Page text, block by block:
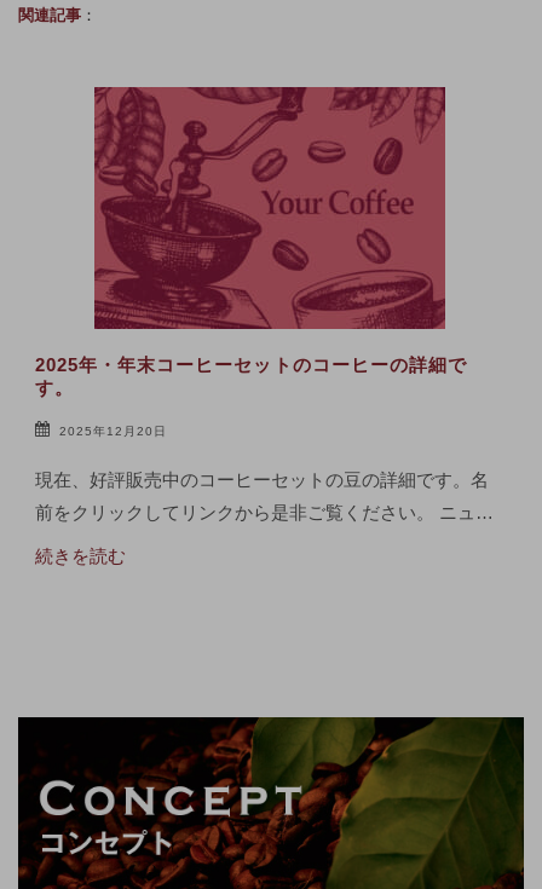
関連記事
2025年・年末コーヒーセットのコーヒーの詳細で
す。
2025年12月20日
現在、好評販売中のコーヒーセットの豆の詳細です。名
前をクリックしてリンクから是非ご覧ください。 ニュ…
続きを読む